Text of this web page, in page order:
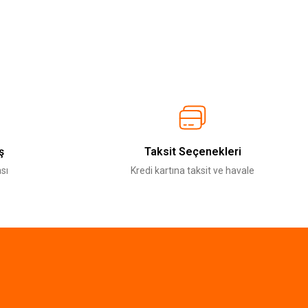
Taksit Seçenekleri
Kredi kartına taksit ve havale